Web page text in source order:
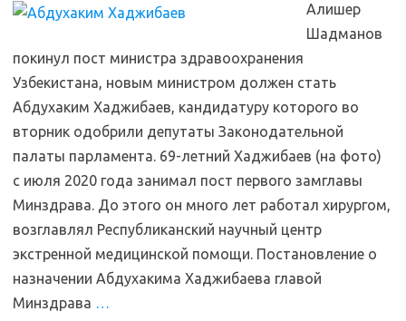
Алишер
Шадманов
покинул пост министра здравоохранения
Узбекистана, новым министром должен стать
Абдухаким Хаджибаев, кандидатуру которого во
вторник одобрили депутаты Законодательной
палаты парламента. 69-летний Хаджибаев (на фото)
с июля 2020 года занимал пост первого замглавы
Минздрава. До этого он много лет работал хирургом,
возглавлял Республиканский научный центр
экстренной медицинской помощи. Постановление о
назначении Абдухакима Хаджибаева главой
Минздрава …